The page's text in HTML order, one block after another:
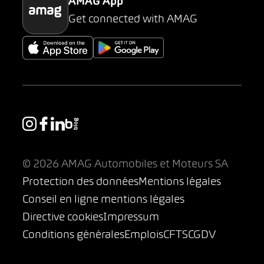
AMAG App
Get connected with AMAG
© 2026 AMAG Automobiles et Moteurs SA
Protection des donnéesMentions légales
Conseil en ligne mentions légales
Directive cookiesImpressum
Conditions généralesEmploisCFTSCGDV